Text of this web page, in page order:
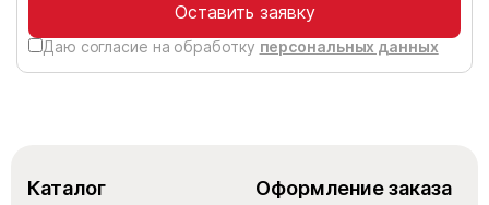
Оставить заявку
Даю согласие на обработку персональных данных
Каталог Оформление заказа